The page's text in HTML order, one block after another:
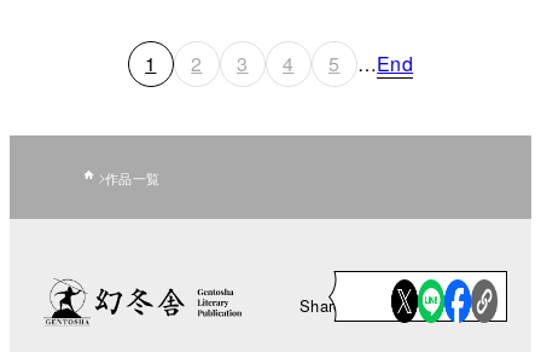
1 2 3 4 5 …End
作品一覧
Share